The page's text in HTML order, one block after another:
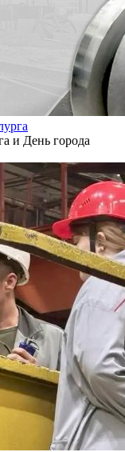
и День города